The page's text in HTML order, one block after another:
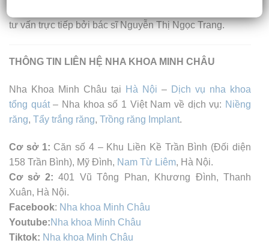
tư vấn trực tiếp bởi bác sĩ Nguyễn Thị Ngọc Trang.
THÔNG TIN LIÊN HỆ NHA KHOA MINH CHÂU
Nha Khoa Minh Châu tại Hà Nội – Dịch vụ nha khoa
tổng quát– Nha khoa số 1 Việt Nam về dịch vụ: Niềng
răng, Tẩy trắng răng, Trồng răng Implant.
Cơ sở 1: Căn số 4 – Khu Liền Kề Trần Bình (Đối diện
158 Trần Bình), Mỹ Đình, Nam Từ Liêm, Hà Nội.
Cơ sở 2: 401 Vũ Tông Phan, Khương Đình, Thanh
Xuân, Hà Nội.
Facebook: Nha khoa Minh Châu
Youtube:Nha khoa Minh Châu
Tiktok: Nha khoa Minh Châu